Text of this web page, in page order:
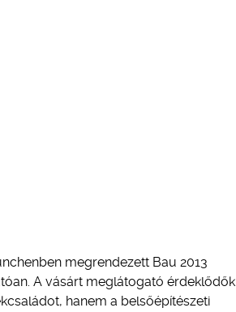
megrendezett Bau 2013
A vásárt meglátogató érdeklődők
hanem a belsőépítészeti